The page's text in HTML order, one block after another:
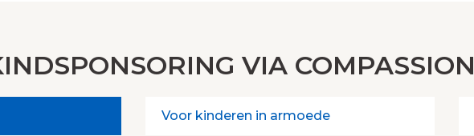
VIA COMPASSION
Voor kinderen in armoede